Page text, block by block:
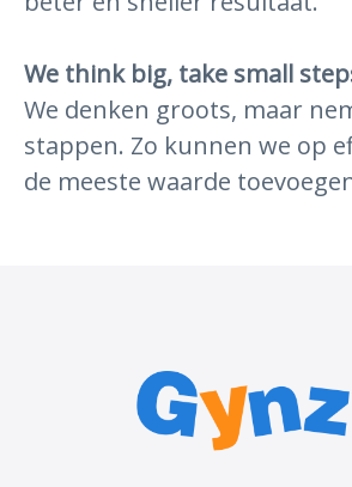
We think big, take small
We denken groots, maar
stappen. Zo kunnen we op
de meeste waarde